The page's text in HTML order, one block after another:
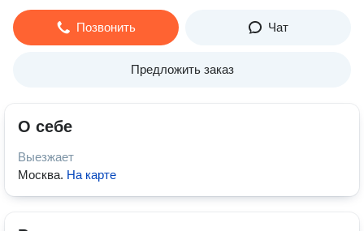
Позвонить Чат
Предложить заказ
О себе
Выезжает
Москва. На карте